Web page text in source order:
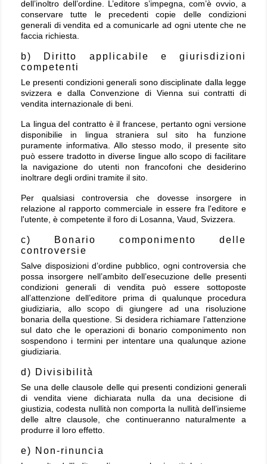
dell’inoltro dell’ordine. L’editore s’impegna, com’è ovvio, a
conservare tutte le precedenti copie delle condizioni
generali di vendita ed a comunicarle ad ogni utente che ne
faccia richiesta.
b) Diritto applicabile e giurisdizioni
competenti
Le presenti condizioni generali sono disciplinate dalla legge
svizzera e dalla Convenzione di Vienna sui contratti di
vendita internazionale di beni.
La lingua del contratto è il francese, pertanto ogni versione
disponibilie in lingua straniera sul sito ha funzione
puramente informativa. Allo stesso modo, il presente sito
può essere tradotto in diverse lingue allo scopo di facilitare
la navigazione do utenti non francofoni che desiderino
inoltrare degli ordini tramite il sito.
Per qualsiasi controversia che dovesse insorgere in
relazione al rapporto commerciale in essere fra l'editore e
l'utente, è competente il foro di Losanna, Vaud, Svizzera.
c) Bonario componimento delle
controversie
Salve disposizioni d’ordine pubblico, ogni controversia che
possa insorgere nell’ambito dell’esecuzione delle presenti
condizioni generali di vendita può essere sottoposte
all’attenzione dell’editore prima di qualunque procedura
giudiziaria, allo scopo di giungere ad una risoluzione
bonaria della questione. Si desidera richiamare l’attenzione
sul dato che le operazioni di bonario componimento non
sospendono i termini per intentare una qualunque azione
giudiziaria.
d) Divisibilità
Se una delle clausole delle qui presenti condizioni generali
di vendita viene dichiarata nulla da una decisione di
giustizia, codesta nullità non comporta la nullità dell’insieme
delle altre clausole, che continueranno naturalmente a
produrre il loro effetto.
e) Non-rinuncia